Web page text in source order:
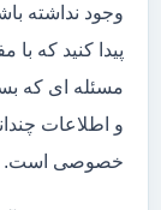
وجود نداشته
پیدا کنید که با
مسئله ای که
و اطلاعات
خصوصی است.